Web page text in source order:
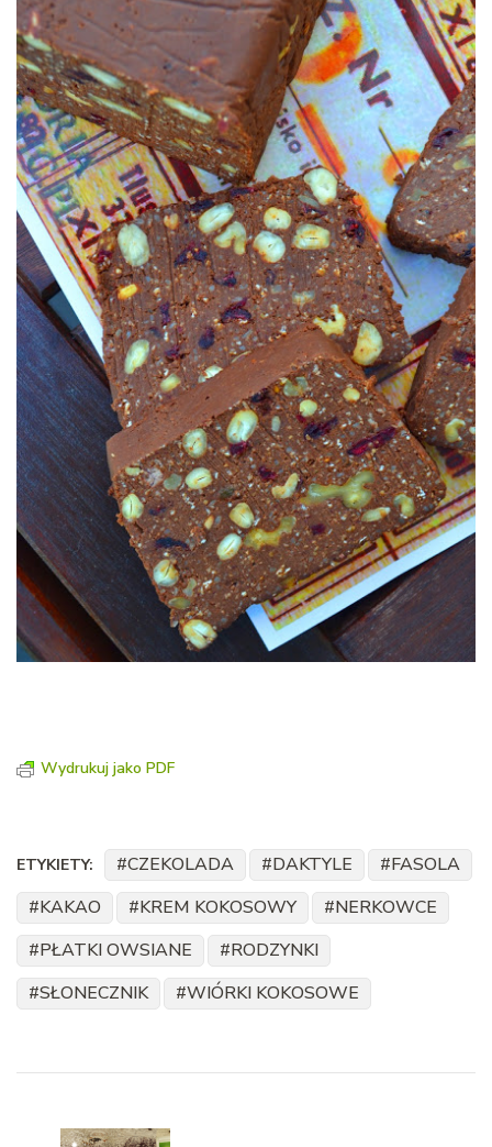
Wydrukuj jako PDF
ETYKIETY: CZEKOLADA DAKTYLE
FASOLA
KAKAO
KREM KOKOSOWY
NERKOWCE
PŁATKI OWSIANE
RODZYNKI
SŁONECZNIK
WIÓRKI KOKOSOWE
wpisu